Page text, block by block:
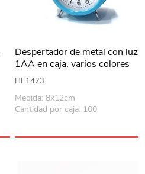
Despertador de metal con luz
1AA en caja, varios colores
HE1423
Medida: 8x12cm
Cantidad por caja: 100